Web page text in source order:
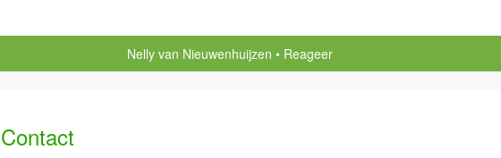
Nelly van Nieuwenhuijzen Reageer
Contact